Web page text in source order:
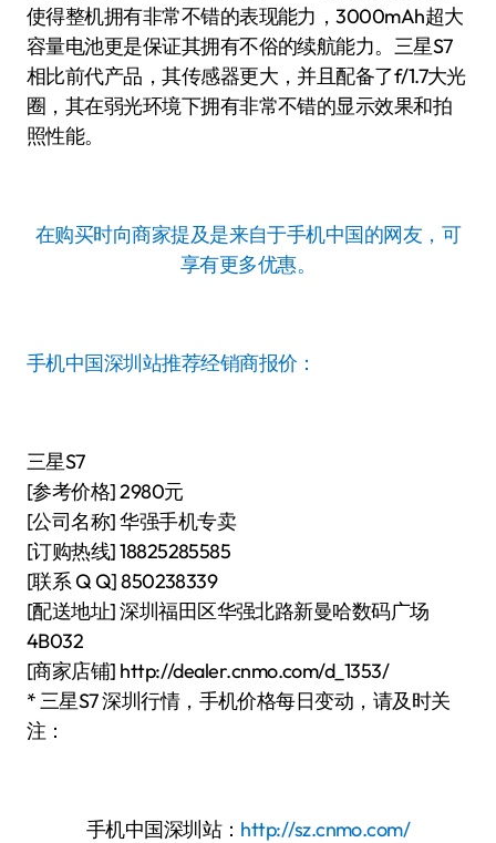
使得整机拥有非常不错的表现能力，3000mAh超大
容量电池更是保证其拥有不俗的续航能力。三星S7
相比前代产品，其传感器更大，并且配备了f/1.7大光
圈，其在弱光环境下拥有非常不错的显示效果和拍
照性能。
在购买时向商家提及是来自于手机中国的网友，可
享有更多优惠。
手机中国深圳站推荐经销商报价：
三星S7
[参考价格] 2980元
[公司名称] 华强手机专卖
[订购热线] 18825285585
[联系 Q Q] 850238339
[配送地址] 深圳福田区华强北路新曼哈数码广场
4B032
[商家店铺] http://dealer.cnmo.com/d_1353/
* 三星S7 深圳行情，手机价格每日变动，请及时关
注：
手机中国深圳站： http://sz.cnmo.com/